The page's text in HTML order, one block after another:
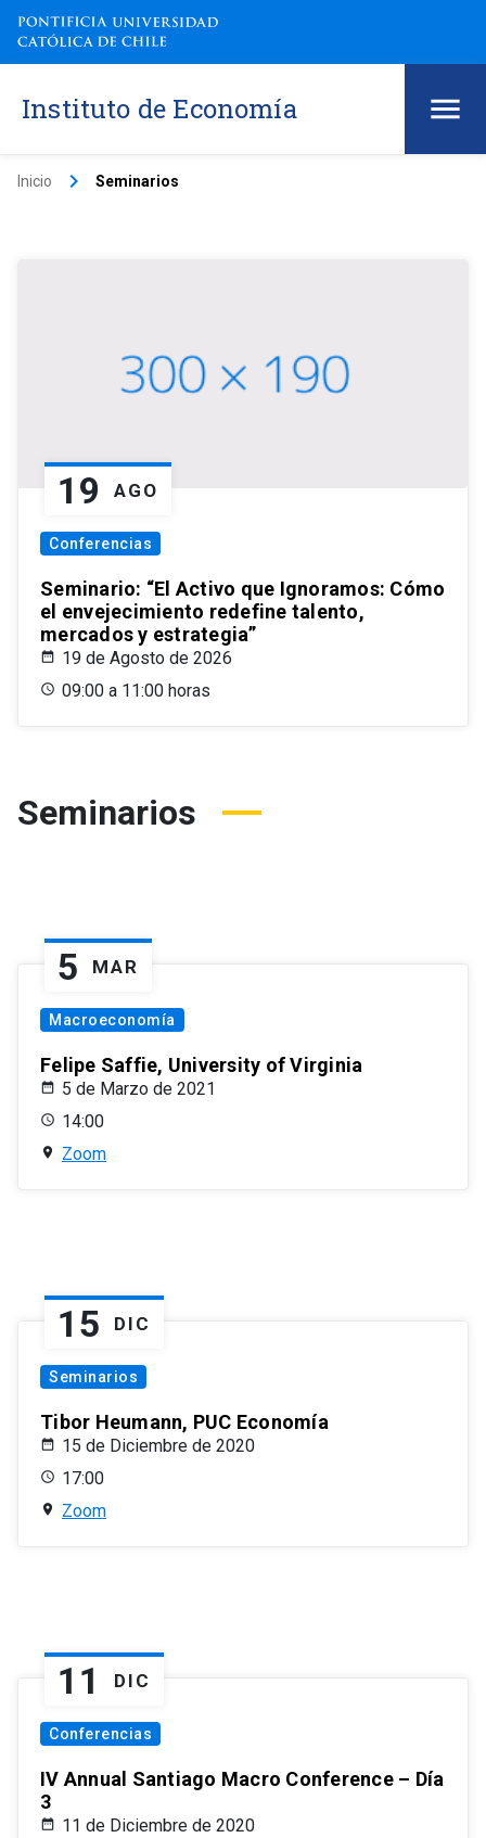
Instituto de Economía
Inicio keyboard_arrow_right Seminarios
19 AGO
Conferencias
Seminario: “El Activo que Ignoramos: Cómo
el envejecimiento redefine talento,
mercados y estrategia”
19 de Agosto de 2026
09:00 a 11:00 horas
Seminarios
5 MAR
Macroeconomía
Felipe Saffie, University of Virginia
5 de Marzo de 2021
14:00
Zoom
15 DIC
Seminarios
Tibor Heumann, PUC Economía
15 de Diciembre de 2020
17:00
Zoom
11 DIC
Conferencias
IV Annual Santiago Macro Conference – Día
3
11 de Diciembre de 2020